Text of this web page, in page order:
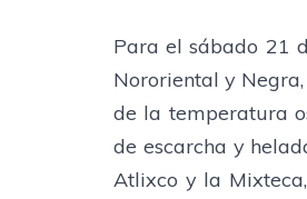
Para el sábado 21
Nororiental y
de la temperatura
de escarcha y
Atlixco y la